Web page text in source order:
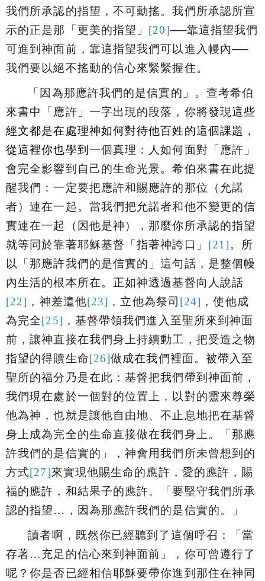
我們所承認的指望，不可動搖。我們所承認所宣
示的正是那「 更美的指望」 [20]──靠這指望我們
可進到神面前 ，靠這指望我們可以進入幔內──
我們要以絕不搖動的信心來緊緊握住。
「 因為那應許我們的是信實的 」。查考希伯
來書中「應許」一字出現的段落，你將發現這些
經文都是在處理神如何對待他百姓的這個課題，
從這裡你也學到 一個真理：人如何面對「應許」
會完全影響到自己的生命光景。希伯來書在此提
醒我們：一定要把應許和賜應許的那位（允諾
者）連在一起。當我們把允諾者和他不變更的信
實連在一起（因他是神），那麼你所承認的指望
就等同於靠著耶穌基督「指著神誇口」 [21]。所
以「 那應許我們的是信實的 」這句話，是整個幔
內生活的根本所在。正如神透過基督向人說話
[22] ，神差遣他[23] ，立他為祭司 [24] ，使他成
為完全[25] ，基督帶領我們進入至聖所來到神面
前，讓神直接在我們身上持續動工，把受造之物
指望的得贖生命[26]做成在我們裡面。被帶入至
聖所的福分乃是在此：基督把我們帶到神面前，
我們現在處於一個對的位置上，以對的靈來尊榮
他為神，也就是讓他自由地、不止息地把在基督
身上成為完全的生命直接做在我們身上。「 那應
許我們的是信實的 」，神會用我們所未曾想到的
方式[27]來實現他賜生命的應許，愛的應許，賜
福的應許，和結果子的應許。
「要堅守我們所承
認的指望…，因為那應許我們的是信實的。
」
讀者啊，既然你已經聽到了這個呼召：「當
存著…充足的信心來到神面前 」，你可曾遵行了
呢？你是否已經相信耶穌要帶你進到那住在神同